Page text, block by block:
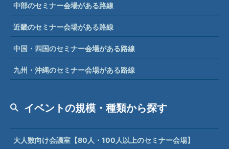
中部のセミナー会場がある路線
近畿のセミナー会場がある路線
中国・四国のセミナー会場がある路線
九州・沖縄のセミナー会場がある路線
イベントの規模・種類から探す
大人数向け会議室【80人・100人以上のセミナー会場】